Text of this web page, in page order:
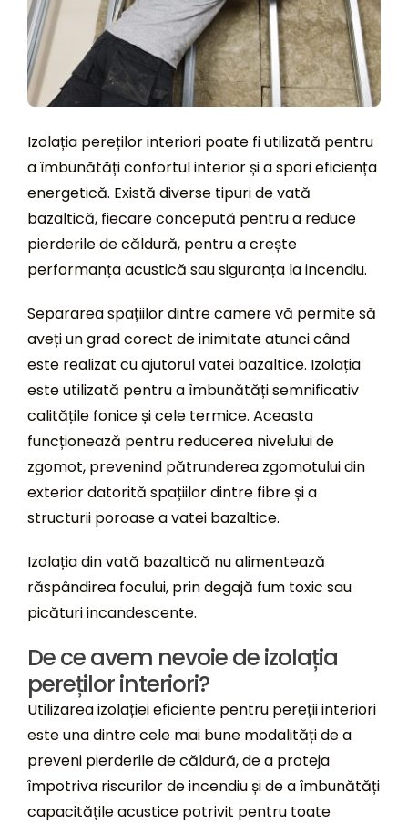
Izolația pereților interiori poate fi utilizată pentru
a îmbunătăți confortul interior și a spori eficiența
energetică. Există diverse tipuri de vată
bazaltică, fiecare concepută pentru a reduce
pierderile de căldură, pentru a crește
performanța acustică sau siguranța la incendiu.
Separarea spațiilor dintre camere vă permite să
aveți un grad corect de inimitate atunci când
este realizat cu ajutorul vatei bazaltice. Izolația
este utilizată pentru a îmbunătăți semnificativ
calitățile fonice și cele termice. Aceasta
funcționează pentru reducerea nivelului de
zgomot, prevenind pătrunderea zgomotului din
exterior datorită spațiilor dintre fibre și a
structurii poroase a vatei bazaltice.
Izolația din vată bazaltică nu alimentează
răspândirea focului, prin degajă fum toxic sau
picături incandescente.
De ce avem nevoie de izolația
pereților interiori?
Utilizarea izolației eficiente pentru pereții interiori
este una dintre cele mai bune modalități de a
preveni pierderile de căldură, de a proteja
împotriva riscurilor de incendiu și de a îmbunătăți
capacitățile acustice potrivit pentru toate